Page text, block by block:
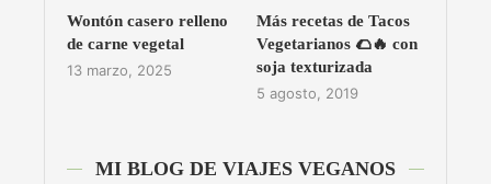
Wontón casero relleno
de carne vegetal
13 marzo, 2025
Más recetas de Tacos
Vegetarianos 🌮🔥 con
soja texturizada
5 agosto, 2019
MI BLOG DE VIAJES VEGANOS